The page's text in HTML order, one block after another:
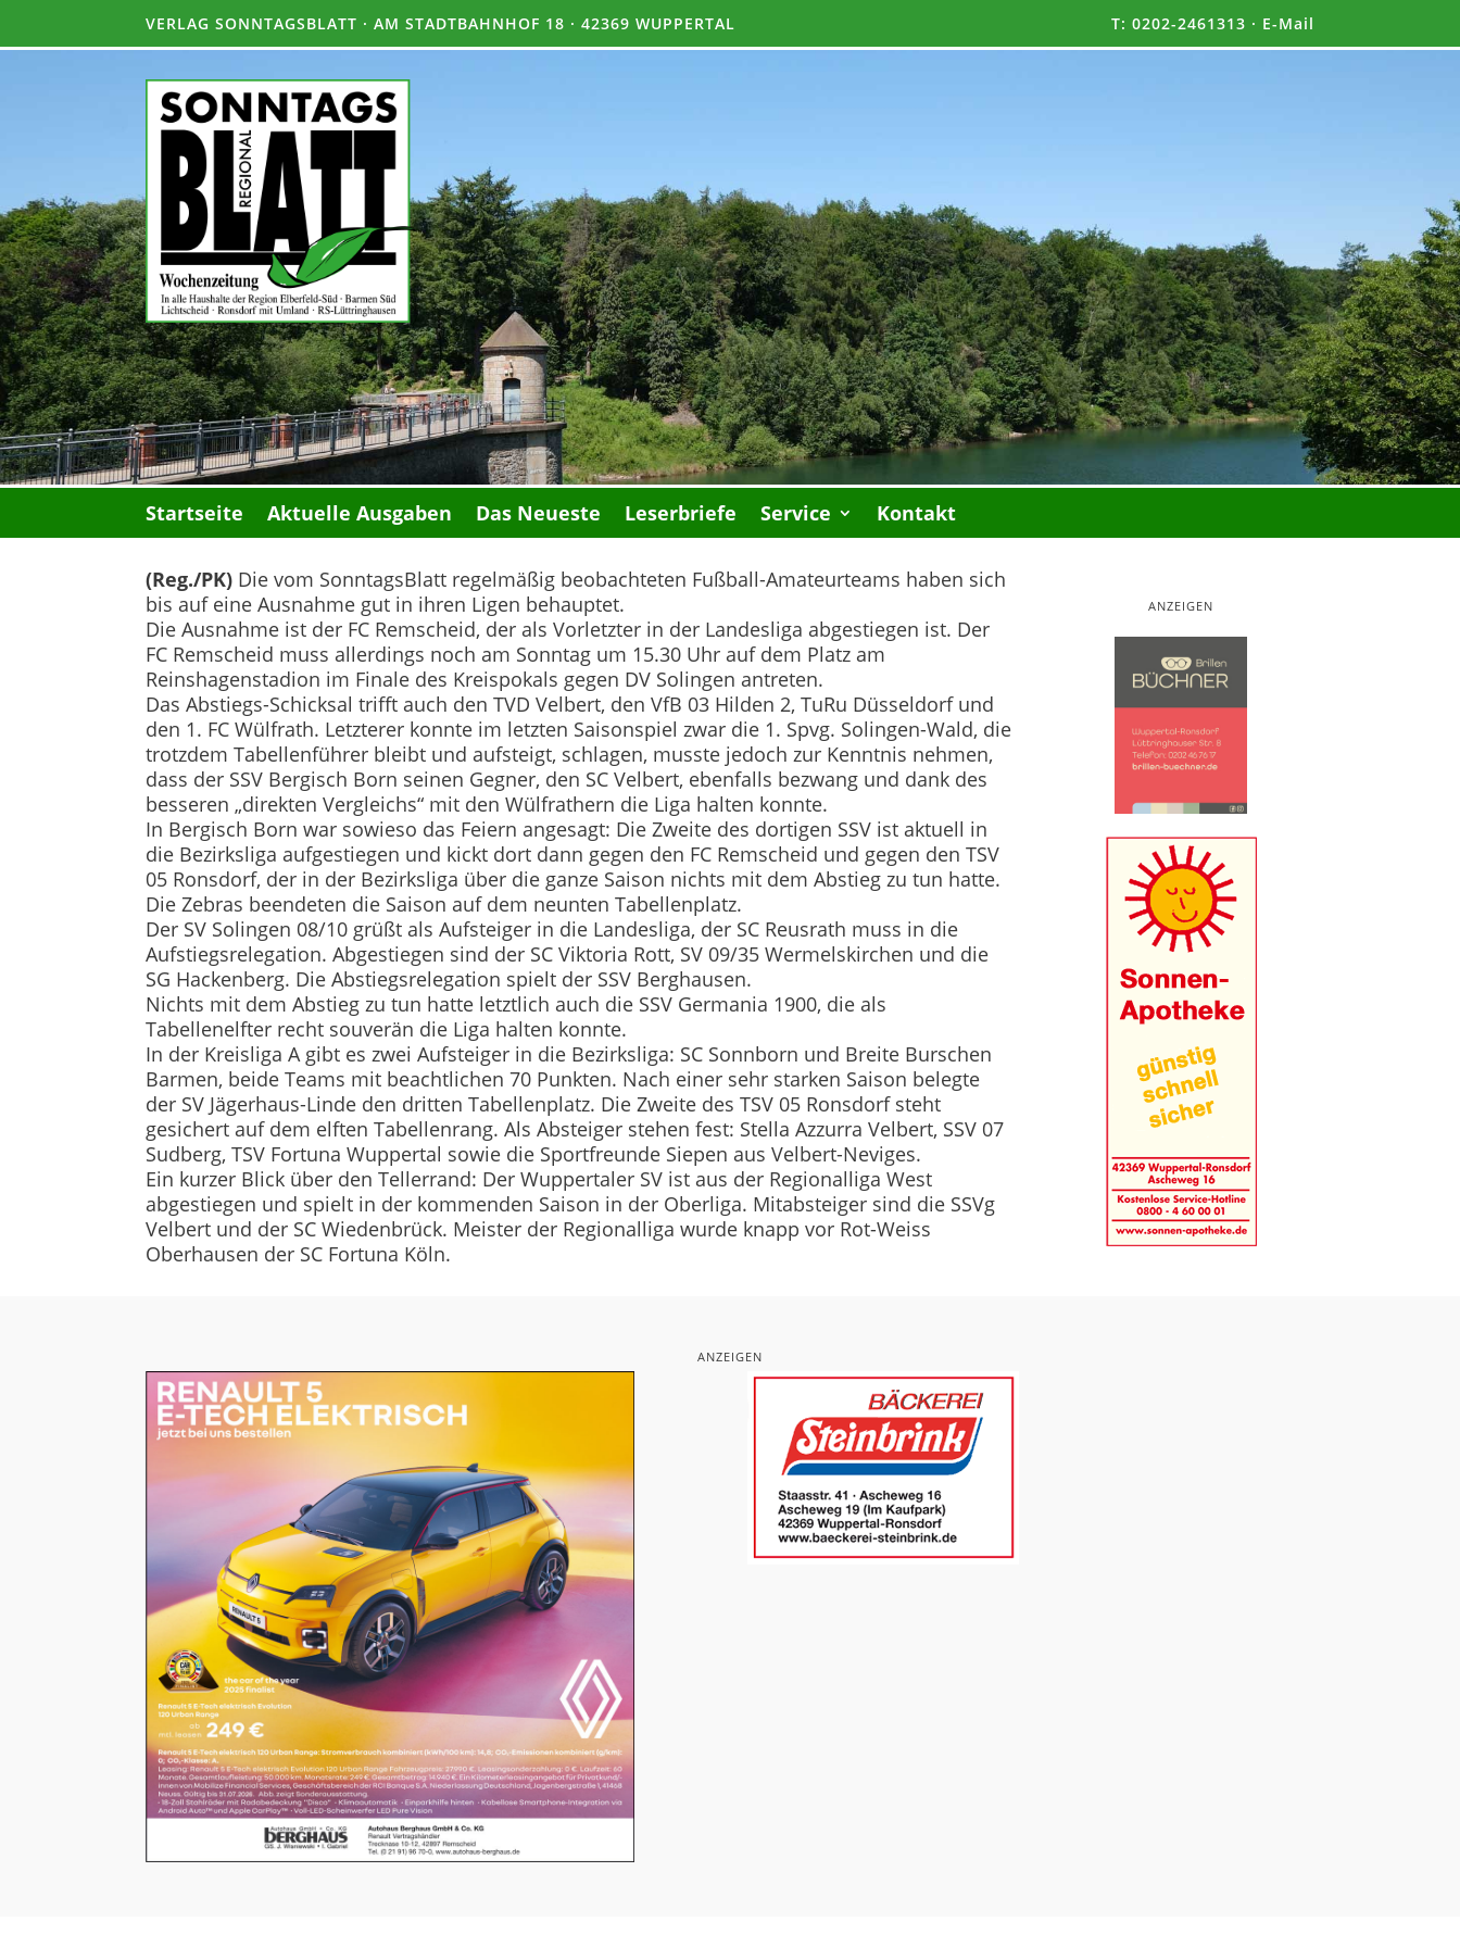
VERLAG SONNTAGSBLATT · AM STADTBAHNHOF 18 · 42369 WUPPERTAL T: 0202-2461313 · E-Mail
Startseite Aktuelle Ausgaben Das Neueste Leserbriefe Service Kontakt
(Reg./PK) Die vom SonntagsBlatt regelmäßig beobachteten Fußball-Amateurteams haben sich
bis auf eine Ausnahme gut in ihren Ligen behauptet.
Die Ausnahme ist der FC Remscheid, der als Vorletzter in der Landesliga abgestiegen ist. Der
FC Remscheid muss allerdings noch am Sonntag um 15.30 Uhr auf dem Platz am
Reinshagenstadion im Finale des Kreispokals gegen DV Solingen antreten.
Das Abstiegs-Schicksal trifft auch den TVD Velbert, den VfB 03 Hilden 2, TuRu Düsseldorf und
den 1. FC Wülfrath. Letzterer konnte im letzten Saisonspiel zwar die 1. Spvg. Solingen-Wald, die
trotzdem Tabellenführer bleibt und aufsteigt, schlagen, musste jedoch zur Kenntnis nehmen,
dass der SSV Bergisch Born seinen Gegner, den SC Velbert, ebenfalls bezwang und dank des
besseren „direkten Vergleichs“ mit den Wülfrathern die Liga halten konnte.
In Bergisch Born war sowieso das Feiern angesagt: Die Zweite des dortigen SSV ist aktuell in
die Bezirksliga aufgestiegen und kickt dort dann gegen den FC Remscheid und gegen den TSV
05 Ronsdorf, der in der Bezirksliga über die ganze Saison nichts mit dem Abstieg zu tun hatte.
Die Zebras beendeten die Saison auf dem neunten Tabellenplatz.
Der SV Solingen 08/10 grüßt als Aufsteiger in die Landesliga, der SC Reusrath muss in die
Aufstiegsrelegation. Abgestiegen sind der SC Viktoria Rott, SV 09/35 Wermelskirchen und die
SG Hackenberg. Die Abstiegsrelegation spielt der SSV Berghausen.
Nichts mit dem Abstieg zu tun hatte letztlich auch die SSV Germania 1900, die als
Tabellenelfter recht souverän die Liga halten konnte.
In der Kreisliga A gibt es zwei Aufsteiger in die Bezirksliga: SC Sonnborn und Breite Burschen
Barmen, beide Teams mit beachtlichen 70 Punkten. Nach einer sehr starken Saison belegte
der SV Jägerhaus-Linde den dritten Tabellenplatz. Die Zweite des TSV 05 Ronsdorf steht
gesichert auf dem elften Tabellenrang. Als Absteiger stehen fest: Stella Azzurra Velbert, SSV 07
Sudberg, TSV Fortuna Wuppertal sowie die Sportfreunde Siepen aus Velbert-Neviges.
Ein kurzer Blick über den Tellerrand: Der Wuppertaler SV ist aus der Regionalliga West
abgestiegen und spielt in der kommenden Saison in der Oberliga. Mitabsteiger sind die SSVg
Velbert und der SC Wiedenbrück. Meister der Regionalliga wurde knapp vor Rot-Weiss
Oberhausen der SC Fortuna Köln.
ANZEIGEN
ANZEIGEN